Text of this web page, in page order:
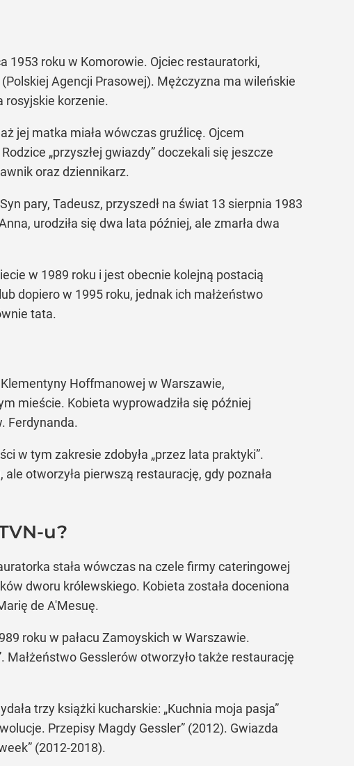
1953 roku w Komorowie. Ojciec restauratorki,
Agencji Prasowej). Mężczyzna ma wileńskie
rosyjskie korzenie.
jej matka miała wówczas gruźlicę. Ojcem
„przyszłej gwiazdy” doczekali się jeszcze
oraz dziennikarz.
pary, Tadeusz, przyszedł na świat 13 sierpnia 1983
urodziła się dwa lata później, ale zmarła dwa
w 1989 roku i jest obecnie kolejną postacią
dopiero w 1995 roku, jednak ich małżeństwo
tata.
Hoffmanowej w Warszawie,
mieście. Kobieta wyprowadziła się później
Ferdynanda.
w tym zakresie zdobyła „przez lata praktyki”.
otworzyła pierwszą restaurację, gdy poznała
u?
stała wówczas na czele firmy cateringowej
dworu królewskiego. Kobieta została doceniona
de A'Mesuę.
roku w pałacu Zamoyskich w Warszawie.
Małżeństwo Gesslerów otworzyło także restaurację
trzy książki kucharskie: „Kuchnia moja pasja”
Przepisy Magdy Gessler” (2012). Gwiazda
(2012-2018).